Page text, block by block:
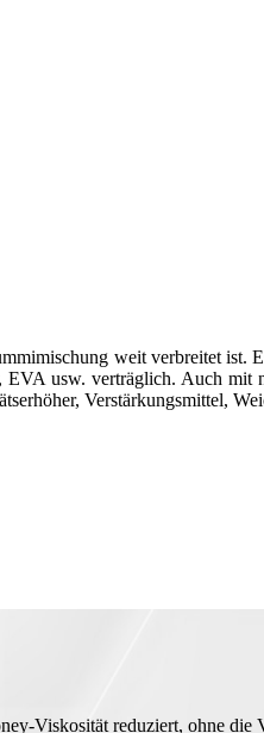
weit verbreitet
usw. verträglich. Auch mit
Verstärkungsmittel,
Viskosität reduziert, ohne die